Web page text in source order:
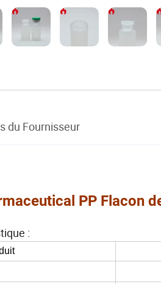
du Fournisseur
PP Flacon
: